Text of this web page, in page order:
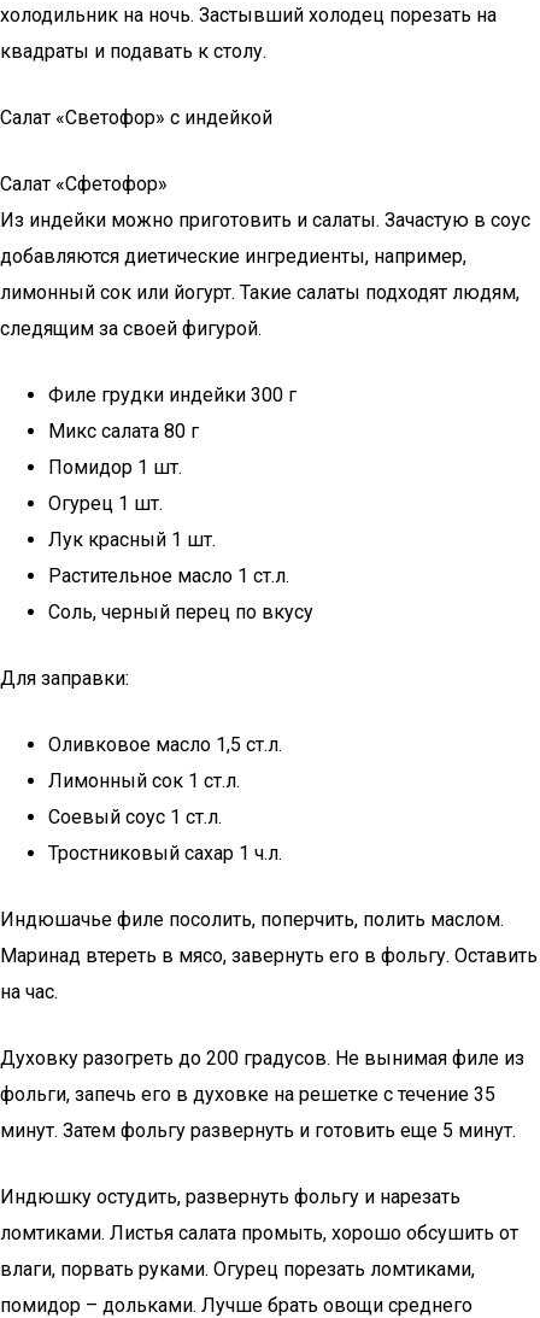
холодильник на ночь. Застывший холодец порезать на
квадраты и подавать к столу.
Салат «Светофор» с индейкой
Салат «Сфетофор»
Из индейки можно приготовить и салаты. Зачастую в соус
добавляются диетические ингредиенты, например,
лимонный сок или йогурт. Такие салаты подходят людям,
следящим за своей фигурой.
Филе грудки индейки 300 г
Микс салата 80 г
Помидор 1 шт.
Огурец 1 шт.
Лук красный 1 шт.
Растительное масло 1 ст.л.
Соль, черный перец по вкусу
Для заправки:
Оливковое масло 1,5 ст.л.
Лимонный сок 1 ст.л.
Соевый соус 1 ст.л.
Тростниковый сахар 1 ч.л.
Индюшачье филе посолить, поперчить, полить маслом.
Маринад втереть в мясо, завернуть его в фольгу. Оставить
на час.
Духовку разогреть до 200 градусов. Не вынимая филе из
фольги, запечь его в духовке на решетке с течение 35
минут. Затем фольгу развернуть и готовить еще 5 минут.
Индюшку остудить, развернуть фольгу и нарезать
ломтиками. Листья салата промыть, хорошо обсушить от
влаги, порвать руками. Огурец порезать ломтиками,
помидор – дольками. Лучше брать овощи среднего